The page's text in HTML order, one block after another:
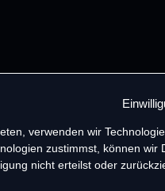
verwenden wir
zustimmst, können
nicht erteilst oder